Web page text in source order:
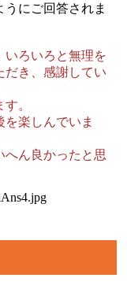
にご回答されま
いろいろと無理を
だき、感謝してい
。
楽しんでいま
へん良かったと思